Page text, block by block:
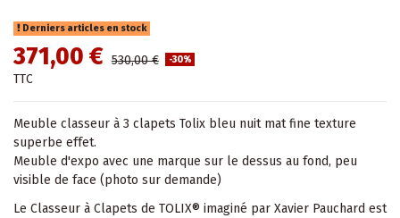
Derniers articles en stock
371,00 € 530,00 € -30%
TTC
Meuble classeur à 3 clapets Tolix bleu nuit mat fine texture
superbe effet.
Meuble d'expo avec une marque sur le dessus au fond, peu
visible de face (photo sur demande)
Le Classeur à Clapets de TOLIX® imaginé par Xavier Pauchard est